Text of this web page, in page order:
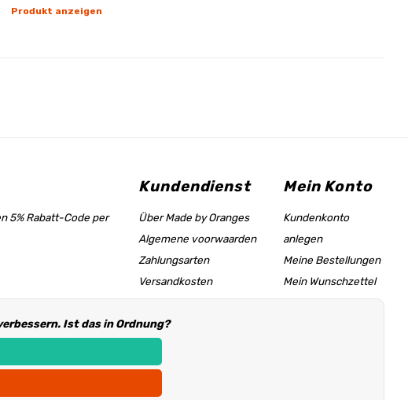
Produkt anzeigen
5% Rabatt-Code per
Kundendienst
Über Made by Oranges
Algemene voorwaarden
Zahlungsarten
Versandkosten
Größentabelle &
Hilfeseite
Händler Informationen
Mein Konto
Kundenkonto
anlegen
Meine Bestellungen
Mein Wunschzettel
Ist das in Ordnung?